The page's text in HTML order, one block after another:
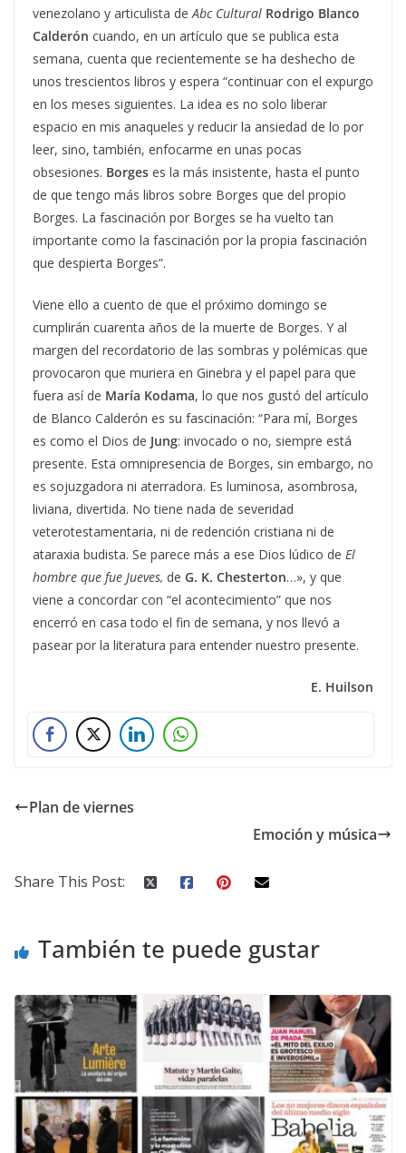
venezolano y articulista deAbc Cultural Rodrigo Blanco
Calderón cuando, en un artículo que se publica esta
semana, cuenta que recientemente se ha deshecho de
unos trescientos libros y espera “continuar con el expurgo
en los meses siguientes. La idea es no solo liberar
espacio en mis anaqueles y reducir la ansiedad de lo por
leer, sino, también, enfocarme en unas pocas
obsesiones. Borges es la más insistente, hasta el punto
de que tengo más libros sobre Borges que del propio
Borges. La fascinación por Borges se ha vuelto tan
importante como la fascinación por la propia fascinación
que despierta Borges”.
Viene ello a cuento de que el próximo domingo se
cumplirán cuarenta años de la muerte de Borges. Y al
margen del recordatorio de las sombras y polémicas que
provocaron que muriera en Ginebra y el papel para que
fuera así de María Kodama, lo que nos gustó del artículo
de Blanco Calderón es su fascinación: “Para mí, Borges
es como el Dios de Jung: invocado o no, siempre está
presente. Esta omnipresencia de Borges, sin embargo, no
es sojuzgadora ni aterradora. Es luminosa, asombrosa,
liviana, divertida. No tiene nada de severidad
veterotestamentaria, ni de redención cristiana ni de
ataraxia budista. Se parece más a ese Dios lúdico de El
hombre que fue Jueves, de G. K. Chesterton…», y que
viene a concordar con “el acontecimiento” que nos
encerró en casa todo el fin de semana, y nos llevó a
pasear por la literatura para entender nuestro presente.
E. Huilson
Plan de viernes
Emoción y música
Share This Post:
También te puede gustar